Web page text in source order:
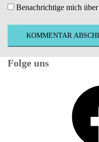
Benachrichtige mich
Folge uns